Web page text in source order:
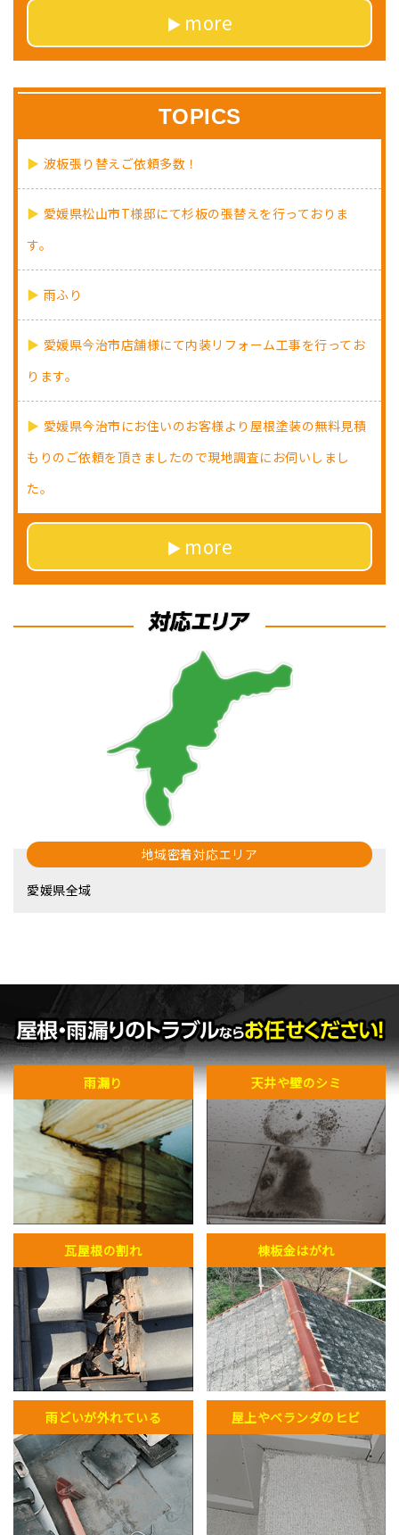
more
TOPICS
波板張り替えご依頼多数！
愛媛県松山市T様邸にて杉板の張替えを行っておりま
す。
雨ふり
愛媛県今治市店舗様にて内装リフォーム工事を行ってお
ります。
愛媛県今治市にお住いのお客様より屋根塗装の無料見積
もりのご依頼を頂きましたので現地調査にお伺いしまし
た。
more
地域密着対応エリア
愛媛県全域
雨漏り 天井や壁のシミ
瓦屋根の割れ 棟板金はがれ
雨どいが外れている 屋上やベランダのヒビ